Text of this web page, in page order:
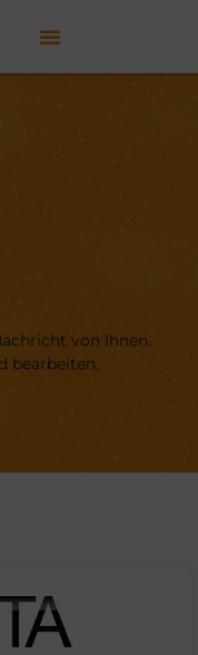
von Ihnen.
bearbeiten.